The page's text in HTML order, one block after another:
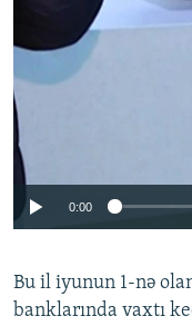
0:00
Bu il iyunun 1-nə
banklarında vaxtı